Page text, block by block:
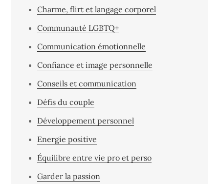
Charme, flirt et langage corporel
Communauté LGBTQ+
Communication émotionnelle
Confiance et image personnelle
Conseils et communication
Défis du couple
Développement personnel
Energie positive
Équilibre entre vie pro et perso
Garder la passion